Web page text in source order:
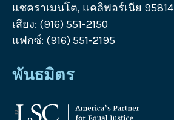
แซคราเมนโต, แคลิฟอร์เนีย 95814
เสียง: (916) 551-2150
แฟกซ์: (916) 551-2195
พันธมิตร
โลโก้